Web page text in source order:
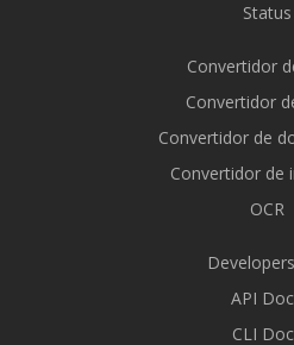
Status
Convertidor
Convertidor
Convertidor de
Convertidor de
OCR
API
CLI